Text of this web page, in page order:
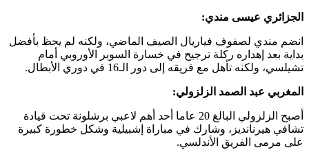
الجزائري عيسى مندي:
انضم مندي لصفوف فياريال الصيف الماضي، ولكنه لم يحظ بأفضل
بداية بعد إهداره ركلة ترجيح في خسارة السوبر الأوروبي أمام
تشيلسي، ولكنه تأهل مع فريقه إلى دور الـ16 في دوري الأبطال.
المغربي عبد الصمد الزلزولي:
أصبح الزلزولي البالغ 20 عاما أحد أهم لاعبي برشلونة تحت قيادة
تشافي هيرنانديز، وشارك في مباراة إشبيلية وشكل خطورة كبيرة
على مرمى الفريق الأندلسي.